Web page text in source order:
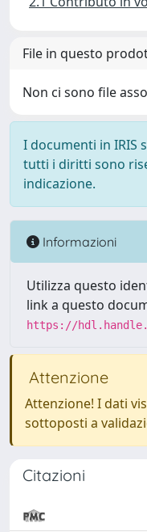
File in questo
Non ci sono file
I documenti in IRIS
tutti i diritti sono
indicazione.
Informazioni
Utilizza questo
link a questo
https://
Attenzione
Attenzione! I dati
sottoposti a
Citazioni